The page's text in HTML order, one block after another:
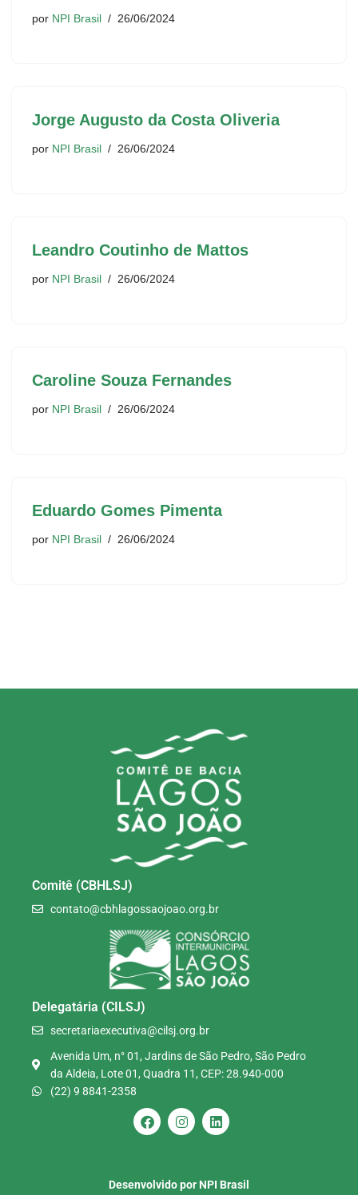
por NPI Brasil 26/06/2024
Jorge Augusto da Costa Oliveria
por NPI Brasil 26/06/2024
Leandro Coutinho de Mattos
por NPI Brasil 26/06/2024
Caroline Souza Fernandes
por NPI Brasil 26/06/2024
Eduardo Gomes Pimenta
por NPI Brasil 26/06/2024
Comitê (CBHLSJ)
contato@cbhlagossaojoao.org.br
Delegatária (CILSJ)
secretariaexecutiva@cilsj.org.br
Avenida Um, n° 01, Jardins de São Pedro, São Pedro
da Aldeia, Lote 01, Quadra 11, CEP: 28.940-000
(22) 9 8841-2358
Desenvolvido por NPI Brasil